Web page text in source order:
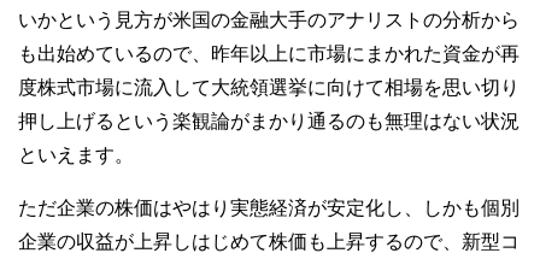
いかという見方が米国の金融大手のアナリストの分析から
も出始めているので、昨年以上に市場にまかれた資金が再
度株式市場に流入して大統領選挙に向けて相場を思い切り
押し上げるという楽観論がまかり通るのも無理はない状況
といえます。
ただ企業の株価はやはり実態経済が安定化し、しかも個別
企業の収益が上昇しはじめて株価も上昇するので、新型コ